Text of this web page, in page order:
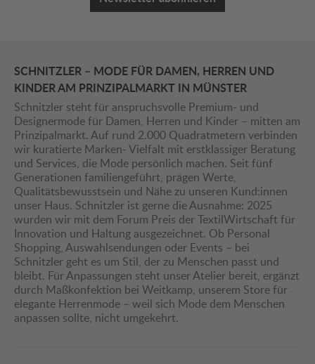
SCHNITZLER – MODE FÜR DAMEN, HERREN UND
KINDER AM PRINZIPALMARKT IN MÜNSTER
Schnitzler steht für anspruchsvolle Premium- und
Designermode für Damen, Herren und Kinder – mitten am
Prinzipalmarkt. Auf rund 2.000 Quadratmetern verbinden
wir kuratierte Marken- Vielfalt mit erstklassiger Beratung
und Services, die Mode persönlich machen. Seit fünf
Generationen familiengeführt, prägen Werte,
Qualitätsbewusstsein und Nähe zu unseren Kund:innen
unser Haus. Schnitzler ist gerne die Ausnahme: 2025
wurden wir mit dem Forum Preis der TextilWirtschaft für
Innovation und Haltung ausgezeichnet. Ob Personal
Shopping, Auswahlsendungen oder Events – bei
Schnitzler geht es um Stil, der zu Menschen passt und
bleibt. Für Anpassungen steht unser Atelier bereit, ergänzt
durch Maßkonfektion bei Weitkamp, unserem Store für
elegante Herrenmode – weil sich Mode dem Menschen
anpassen sollte, nicht umgekehrt.